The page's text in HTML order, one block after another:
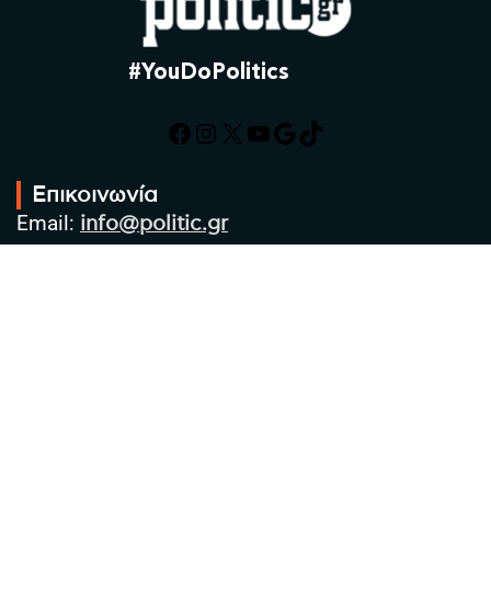
#YouDoPolitics
Facebook
Instagram
X YouTube
Google
TikTok
Επικοινωνία
Email: info@politic.gr
Τηλ: